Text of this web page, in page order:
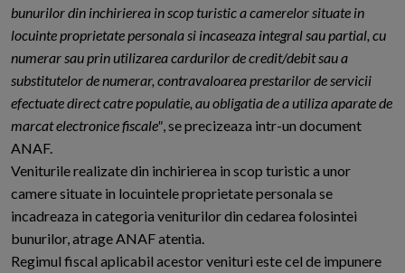
bunurilor din inchirierea in scop turistic a camerelor situate in
locuinte proprietate personala si incaseaza integral sau partial, cu
numerar sau prin utilizarea cardurilor de credit/debit sau a
substitutelor de numerar, contravaloarea prestarilor de servicii
efectuate direct catre populatie, au obligatia de a utiliza aparate de
marcat electronice fiscale", se precizeaza intr-un document
ANAF.
Veniturile realizate din inchirierea in scop turistic a unor
camere situate in locuintele proprietate personala se
incadreaza in categoria veniturilor din cedarea folosintei
bunurilor, atrage ANAF atentia.
Regimul fiscal aplicabil acestor venituri este cel de impunere